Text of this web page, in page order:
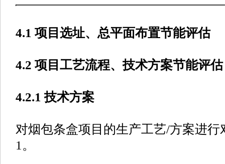
4.1 项目选址、总平面布置节能评估
4.2 项目工艺流程、技术方案节能评估
4.2.1 技术方案
对烟包条盒项目的生产工艺/方案进行
1。